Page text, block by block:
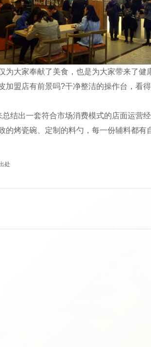
大家奉献了美食，也是为大家带来了健
加盟店有前景吗?干净整洁的操作台，看
出一套符合市场消费模式的店面运营经
的烤瓷碗、定制的料勺，每一份辅料都
处